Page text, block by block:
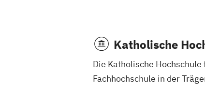
Katholische
Die Katholische
Fachhochschule in der